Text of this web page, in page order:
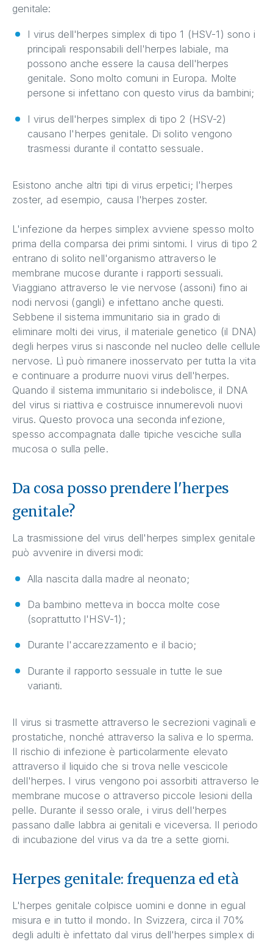
genitale:
I virus dell'herpes simplex di tipo 1 (HSV-1) sono i
principali responsabili dell'herpes labiale, ma
possono anche essere la causa dell'herpes
genitale. Sono molto comuni in Europa. Molte
persone si infettano con questo virus da bambini;
I virus dell'herpes simplex di tipo 2 (HSV-2)
causano l'herpes genitale. Di solito vengono
trasmessi durante il contatto sessuale.
Esistono anche altri tipi di virus erpetici; l'herpes
zoster, ad esempio, causa l'herpes zoster.
L'infezione da herpes simplex avviene spesso molto
prima della comparsa dei primi sintomi. I virus di tipo 2
entrano di solito nell'organismo attraverso le
membrane mucose durante i rapporti sessuali.
Viaggiano attraverso le vie nervose (assoni) fino ai
nodi nervosi (gangli) e infettano anche questi.
Sebbene il sistema immunitario sia in grado di
eliminare molti dei virus, il materiale genetico (il DNA)
degli herpes virus si nasconde nel nucleo delle cellule
nervose. Lì può rimanere inosservato per tutta la vita
e continuare a produrre nuovi virus dell'herpes.
Quando il sistema immunitario si indebolisce, il DNA
del virus si riattiva e costruisce innumerevoli nuovi
virus. Questo provoca una seconda infezione,
spesso accompagnata dalle tipiche vesciche sulla
mucosa o sulla pelle.
Da cosa posso prendere l'herpes
genitale?
La trasmissione del virus dell'herpes simplex genitale
può avvenire in diversi modi:
Alla nascita dalla madre al neonato;
Da bambino metteva in bocca molte cose
(soprattutto l'HSV-1);
Durante l'accarezzamento e il bacio;
Durante il rapporto sessuale in tutte le sue
varianti.
Il virus si trasmette attraverso le secrezioni vaginali e
prostatiche, nonché attraverso la saliva e lo sperma.
Il rischio di infezione è particolarmente elevato
attraverso il liquido che si trova nelle vescicole
dell'herpes. I virus vengono poi assorbiti attraverso le
membrane mucose o attraverso piccole lesioni della
pelle. Durante il sesso orale, i virus dell'herpes
passano dalle labbra ai genitali e viceversa. Il periodo
di incubazione del virus va da tre a sette giorni.
Herpes genitale: frequenza ed età
L'herpes genitale colpisce uomini e donne in egual
misura e in tutto il mondo. In Svizzera, circa il 70%
degli adulti è infettato dal virus dell'herpes simplex di